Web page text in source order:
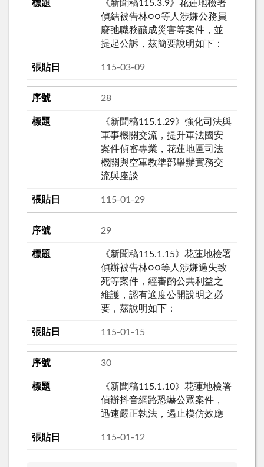
《新聞稿115.3.9》花蓮地檢署
偵結被告林○○等人涉嫌公務員
廢弛職務釀成災害等案件，並
提起公訴，茲簡要說明如下：
115-03-09
28
《新聞稿115.1.29》強化司法與
軍事機關交流，提升軍法國安
案件偵審專業，花蓮地區司法
機關與空軍教準部舉辦實務交
流與座談
115-01-29
29
《新聞稿115.1.15》花蓮地檢署
偵辦被告林○○等人涉嫌過失致
死等案件，經審酌公共利益之
維護，認有適度公開說明之必
要，茲說明如下：
115-01-15
30
《新聞稿115.1.10》花蓮地檢署
偵辦抖音網路恐嚇公眾案件，
迅速嚴正執法，遏止模仿效應
115-01-12